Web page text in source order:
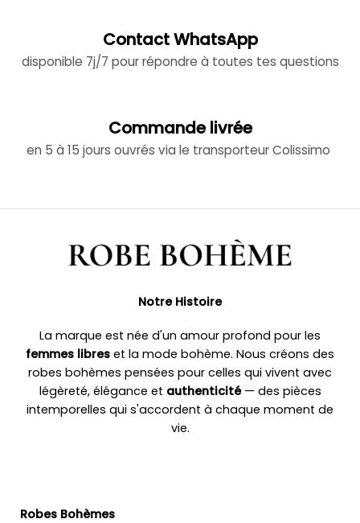
Contact WhatsApp
disponible 7j/7 pour répondre à toutes tes questions
Commande livrée
en 5 à 15 jours ouvrés via le transporteur Colissimo
Notre Histoire
La marque est née d'un amour profond pour les
femmes libres et la mode bohème. Nous créons des
robes bohèmes pensées pour celles qui vivent avec
légèreté, élégance et authenticité— des pièces
intemporelles qui s'accordent à chaque moment de
vie.
Robes Bohèmes